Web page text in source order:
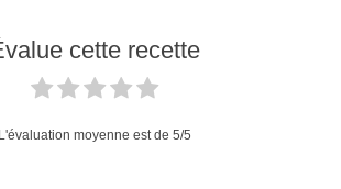
cette recette
L'évaluation moyenne est de 5/5